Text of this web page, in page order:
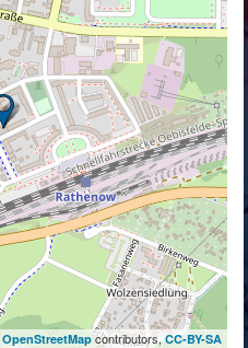
OpenStreetMapcontributors,CC-BY-SA